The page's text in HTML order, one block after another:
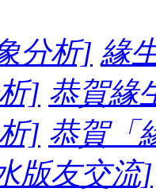
分析] 緣
] 恭賀緣
] 恭賀「
版友交流]